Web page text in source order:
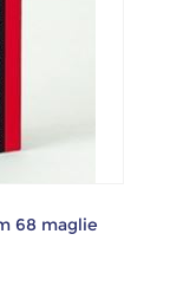
68 maglie